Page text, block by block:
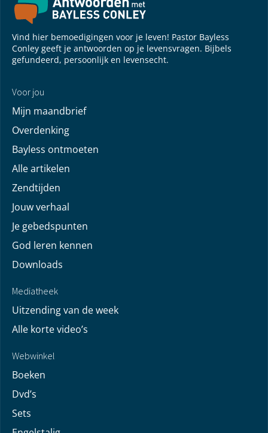
Vind hier bemoedigingen voor je leven! Pastor Bayless
Conley geeft je antwoorden op je levensvragen. Bijbels
gefundeerd, persoonlijk en levensecht.
Voor jou
Mijn maandbrief
Overdenking
Bayless ontmoeten
Alle artikelen
Zendtijden
Jouw verhaal
Je gebedspunten
God leren kennen
Downloads
Mediatheek
Uitzending van de week
Alle korte video’s
Webwinkel
Boeken
Dvd’s
Sets